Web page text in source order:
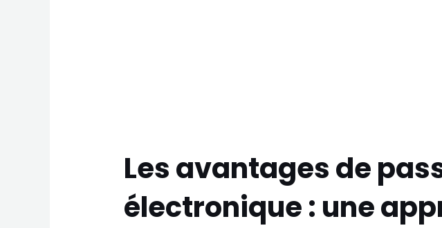
Les avantages de
électronique : une